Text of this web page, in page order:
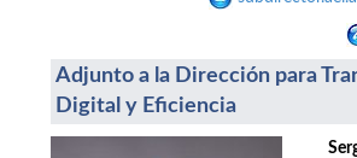
Adjunto a la Dirección para
Digital y Eficiencia